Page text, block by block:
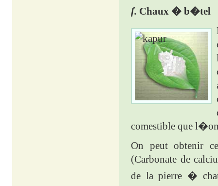
f. Chaux � b�tel
comestible que
On peut obtenir
(Carbonate de
de la pierre �